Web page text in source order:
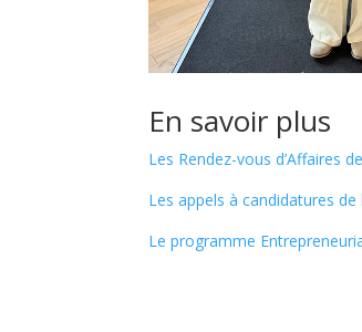
En savoir plus
Les Rendez-vous d’Affaires
Les appels à candidatures de
Le programme